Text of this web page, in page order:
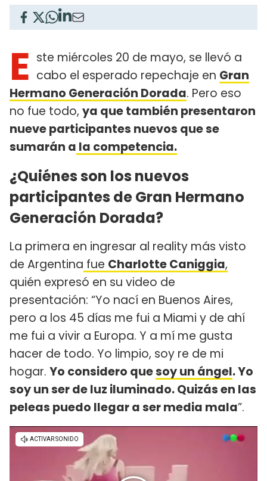
E ste miércoles 20 de mayo, se llevó a
cabo el esperado repechaje en Gran
Hermano Generación Dorada. Pero eso
no fue todo, ya que también presentaron
nueve participantes nuevos que se
sumarán a la competencia.
¿Quiénes son los nuevos
participantes de Gran Hermano
Generación Dorada?
La primera en ingresar al reality más visto
de Argentina fue Charlotte Caniggia,
quién expresó en su video de
presentación: “Yo nací en Buenos Aires,
pero a los 45 días me fui a Miami y de ahí
me fui a vivir a Europa. Y a mí me gusta
hacer de todo. Yo limpio, soy re de mi
hogar. Yo considero quesoy un ángel. Yo
soy un ser de luz iluminado. Quizás en las
peleas puedo llegar a ser media mala”.